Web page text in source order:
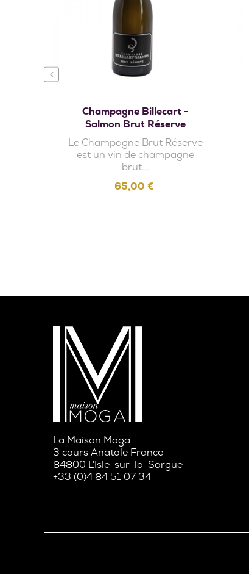
Champagne Billecart -
Salmon Brut Réserve
Le Champagne Brut Réserve
est un vin de champagne
brut...
Prix
65,00 €
La Maison Moga
3 cours Anatole France
84800 L'Isle-sur-la-Sorgue
+33 (0)4 84 51 07 34